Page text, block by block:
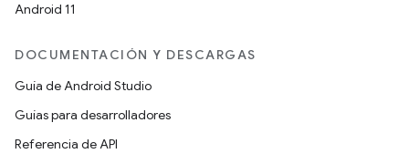
Android 11
DOCUMENTACIÓN Y DESCARGAS
Guía de Android Studio
Guías para desarrolladores
Referencia de API